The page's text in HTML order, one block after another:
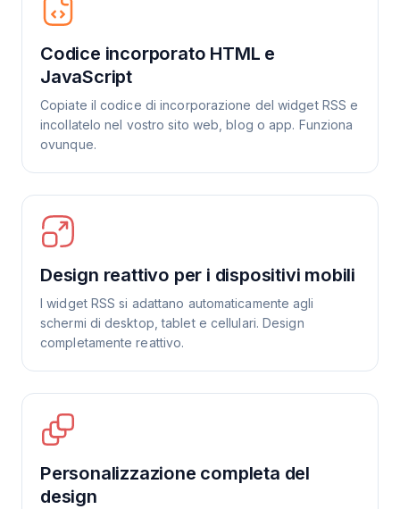
Codice incorporato HTML e
JavaScript
Copiate il codice di incorporazione del widget RSS e
incollatelo nel vostro sito web, blog o app. Funziona
ovunque.
Design reattivo per i dispositivi mobili
I widget RSS si adattano automaticamente agli
schermi di desktop, tablet e cellulari. Design
completamente reattivo.
Personalizzazione completa del
design